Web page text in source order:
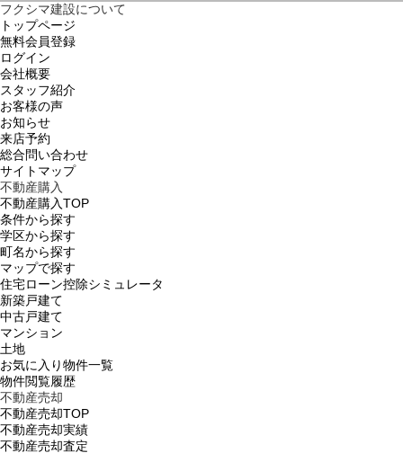
フクシマ建設について
トップページ
無料会員登録
ログイン
会社概要
スタッフ紹介
お客様の声
お知らせ
来店予約
総合問い合わせ
サイトマップ
不動産購入
不動産購入TOP
条件から探す
学区から探す
町名から探す
マップで探す
住宅ローン控除シミュレータ
新築戸建て
中古戸建て
マンション
土地
お気に入り物件一覧
物件閲覧履歴
不動産売却
不動産売却TOP
不動産売却実績
不動産売却査定